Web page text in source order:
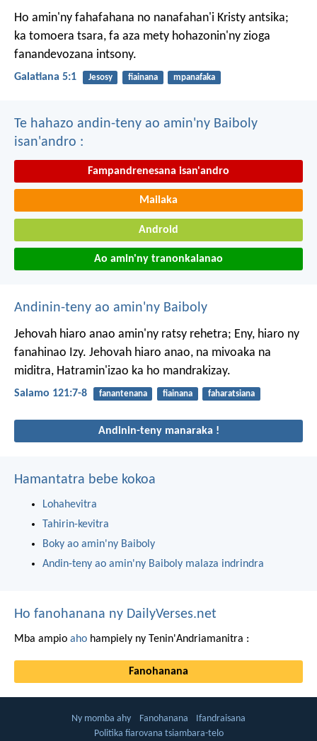
Ho amin'ny fahafahana no nanafahan'i Kristy antsika;
ka tomoera tsara, fa aza mety hohazonin'ny zioga
fanandevozana intsony.
Galatiana 5:1 Jesosy fiainana mpanafaka
Te hahazo andin-teny ao amin'ny Baiboly
isan'andro :
Fampandrenesana isan'andro
Mailaka
Android
Ao amin'ny tranonkalanao
Andinin-teny ao amin'ny Baiboly
Jehovah hiaro anao amin'ny ratsy rehetra; Eny, hiaro ny
fanahinao Izy. Jehovah hiaro anao, na mivoaka na
miditra, Hatramin'izao ka ho mandrakizay.
Salamo 121:7-8 fanantenana fiainana faharatsiana
Andinin-teny manaraka !
Hamantatra bebe kokoa
Lohahevitra
Tahirin-kevitra
Boky ao amin'ny Baiboly
Andin-teny ao amin'ny Baiboly malaza indrindra
Ho fanohanana ny DailyVerses.net
Mba ampio aho hampiely ny Tenin'Andriamanitra :
Fanohanana
Ny momba ahy Fanohanana
Ifandraisana
Politika fiarovana tsiambara-telo